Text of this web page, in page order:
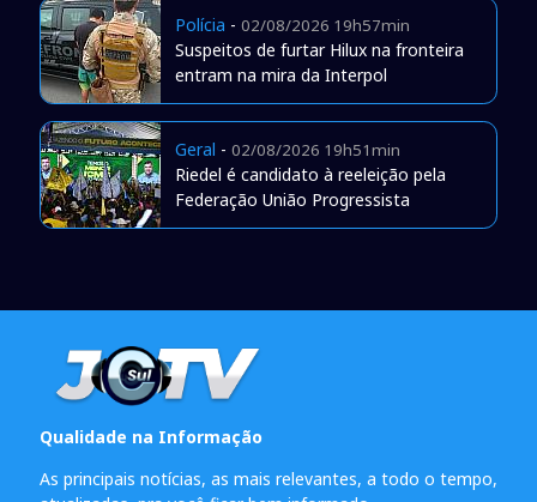
Polícia - 02/08/2026 19h57min
Suspeitos de furtar Hilux na fronteira
entram na mira da Interpol
Geral - 02/08/2026 19h51min
Riedel é candidato à reeleição pela
Federação União Progressista
Qualidade na Informação
As principais notícias, as mais relevantes, a todo o tempo,